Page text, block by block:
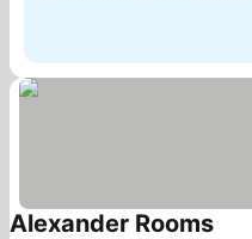
Alexander Rooms